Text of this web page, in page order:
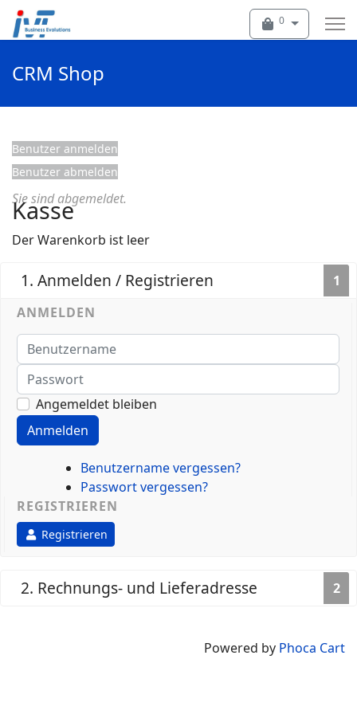
0
CRM Shop
Benutzer anmelden
Benutzer abmelden
Sie sind abgemeldet.
Kasse
Der Warenkorb ist leer
1
1. Anmelden / Registrieren
ANMELDEN
Benutzername
Passwort
Angemeldet bleiben
Anmelden
Benutzername vergessen?
Passwort vergessen?
REGISTRIEREN
Registrieren
2
2. Rechnungs- und Lieferadresse
Powered by Phoca Cart